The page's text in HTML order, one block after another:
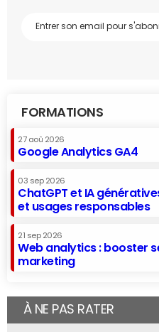
FORMATIONS
27 aoû 2026
Google Analytics GA4
03 sep 2026
ChatGPT et IA
et usages responsables
21 sep 2026
Web analytics : booster
marketing
À NE PAS RATER